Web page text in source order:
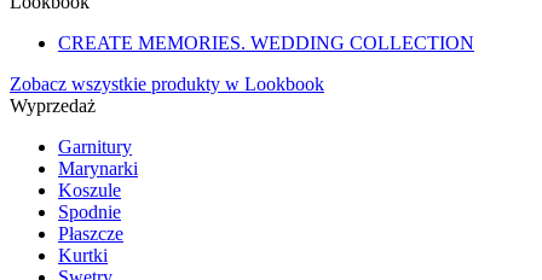
CREATE MEMORIES. WEDDING COLLECTION
Zobacz wszystkie produkty w Lookbook
Wyprzedaż
Garnitury
Marynarki
Koszule
Spodnie
Płaszcze
Kurtki